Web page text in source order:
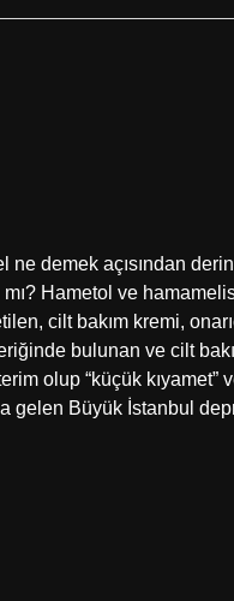
ne demek açısından
Hametol ve
cilt bakım kremi,
bulunan ve cilt
olup “küçük kıyamet”
gelen Büyük İstanbul